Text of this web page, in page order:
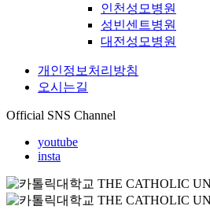
인천성모병원
성빈센트병원
대전성모병원
개인정보처리방침
오시는길
Official SNS Channel
youtube
insta